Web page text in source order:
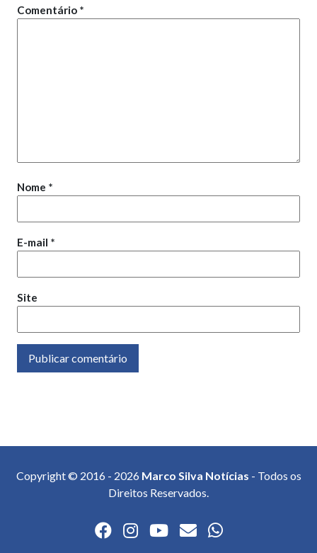
Comentário *
Nome *
E-mail *
Site
Copyright © 2016 - 2026 Marco Silva Notícias - Todos os
Direitos Reservados.